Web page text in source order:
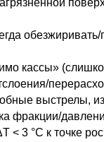
кассы»
выстрелы,
фракции/
< 3 °C к точке